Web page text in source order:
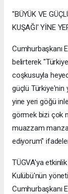
"BÜYÜK VE
KUŞAĞI' YİNE
Cumhurbaşkanı
belirterek
coşkusuyla
güçlü Türkiye'nin
yine yeri göğü
görmek bizi çok
muazzam
ediyorum"
TÜGVA'ya
Kulübü'nün
Cumhurbaşkanı